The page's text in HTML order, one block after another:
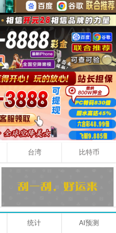
台湾 比特币
4 + 0 7 11
号码
统计 AI预测